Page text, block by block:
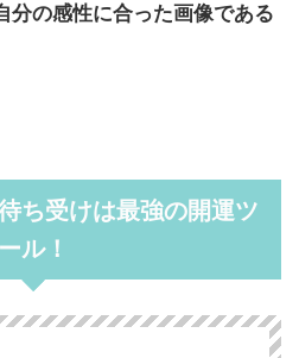
分の感性に合った画像である
ち受けは最強の開運ツ
ール！